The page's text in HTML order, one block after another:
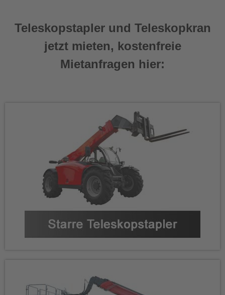
Teleskopstapler und Teleskopkran
jetzt mieten, kostenfreie
Mietanfragen hier: